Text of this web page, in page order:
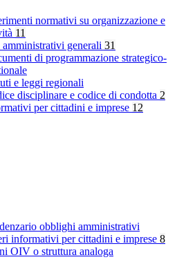
normativi su organizzazione e
11
generali 31
di programmazione strategico-
e leggi regionali
disciplinare e codice di condotta 2
per cittadini e imprese 12
obblighi amministrativi
informativi per cittadini e imprese 8
OIV o struttura analoga